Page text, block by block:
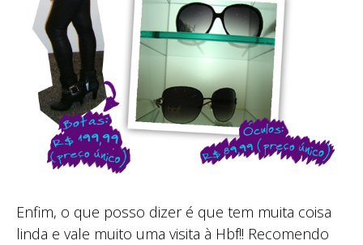
Enfim, o que posso dizer é que tem muita coisa
linda e vale muito uma visita à Hbf!! Recomendo